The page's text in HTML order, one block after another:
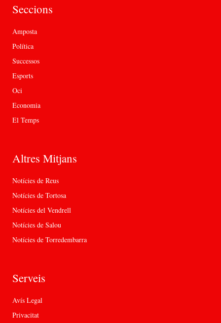
Seccions
Amposta
Política
Successos
Esports
Oci
Economia
El Temps
Altres Mitjans
Notícies de Reus
Notícies de Tortosa
Notícies del Vendrell
Notícies de Salou
Notícies de Torredembarra
Serveis
Avís Legal
Privacitat